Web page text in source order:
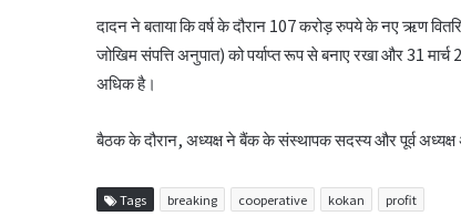
दादन ने बताया कि वर्ष के दौरान 107 करोड़ रुपये के नए ऋण
जोखिम संपत्ति अनुपात) को पर्याप्त रूप से बनाए रखा और 31
अधिक है।
बैठक के दौरान, अध्यक्ष ने बैंक के संस्थापक सदस्य और पूर्व
Tags breaking cooperative kokan profit